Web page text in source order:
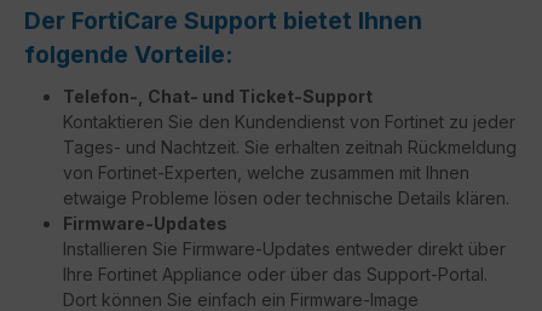
Der FortiCare Support bietet Ihnen
folgende Vorteile:
Telefon-, Chat- und Ticket-Support
Kontaktieren Sie den Kundendienst von Fortinet zu jeder
Tages- und Nachtzeit. Sie erhalten zeitnah Rückmeldung
von Fortinet-Experten, welche zusammen mit Ihnen
etwaige Probleme lösen oder technische Details klären.
Firmware-Updates
Installieren Sie Firmware-Updates entweder direkt über
Ihre Fortinet Appliance oder über das Support-Portal.
Dort können Sie einfach ein Firmware-Image